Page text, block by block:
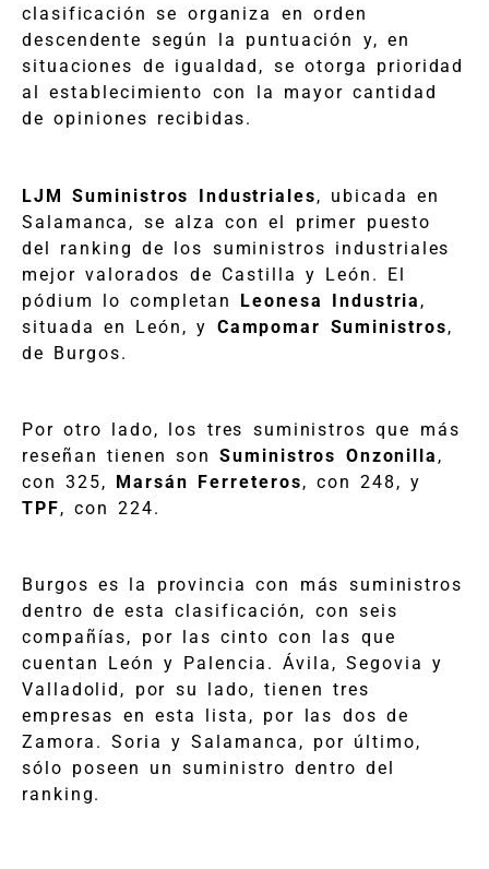
clasificación se organiza en orden
descendente según la puntuación y, en
situaciones de igualdad, se otorga prioridad
al establecimiento con la mayor cantidad
de opiniones recibidas.
LJM Suministros Industriales, ubicada en
Salamanca, se alza con el primer puesto
del ranking de los suministros industriales
mejor valorados de Castilla y León. El
pódium lo completan Leonesa Industria ,
situada en León, y Campomar Suministros,
de Burgos.
Por otro lado, los tres suministros que más
reseñan tienen sonSuministros Onzonilla ,
con 325, Marsán Ferreteros, con 248, y
TPF, con 224.
Burgos es la provincia con más suministros
dentro de esta clasificación, con seis
compañías, por las cinto con las que
cuentan León y Palencia. Ávila, Segovia y
Valladolid, por su lado, tienen tres
empresas en esta lista, por las dos de
Zamora. Soria y Salamanca, por último,
sólo poseen un suministro dentro del
ranking.